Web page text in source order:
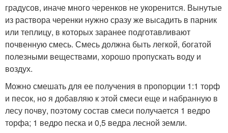
градусов, иначе много черенков не укоренится. Вынутые
из раствора черенки нужно сразу же высадить в парник
или теплицу, в которых заранее подготавливают
почвенную смесь. Смесь должна быть легкой, богатой
полезными веществами, хорошо пропускать воду и
воздух.
Можно смешать для ее получения в пропорции 1:1 торф
и песок, но я добавляю к этой смеси еще и набранную в
лесу почву, поэтому состав смеси получается 1 ведро
торфа; 1 ведро песка и 0,5 ведра лесной земли.